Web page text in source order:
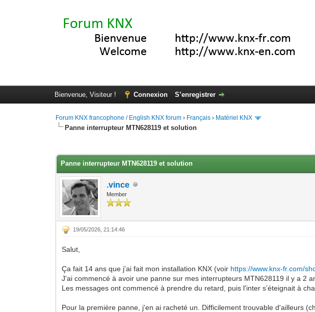
Bienvenue, Visiteur ! Connexion S’enregistrer
Forum KNX francophone / English KNX forum › Français › Matériel KNX
Panne interrupteur MTN628119 et solution
Panne interrupteur MTN628119 et solution
.vince
Member
19/05/2026, 21:14:46
Salut,
Ça fait 14 ans que j'ai fait mon installation KNX (voir https://www.knx-fr.com/
J'ai commencé à avoir une panne sur mes interrupteurs MTN628119 il y a 2
Les messages ont commencé à prendre du retard, puis l'inter s’éteignait à
Pour la première panne, j'en ai racheté un. Difficilement trouvable d'ailleurs